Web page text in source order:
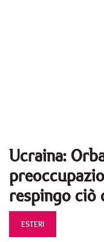
Ucraina:
respingo ciò
ESTERI